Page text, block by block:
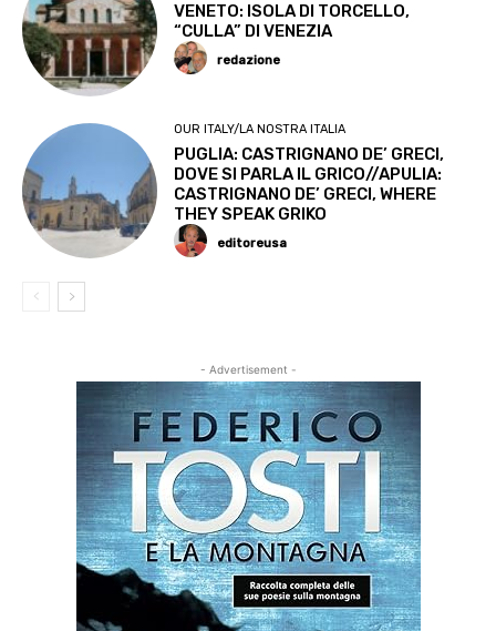
VENETO: ISOLA DI TORCELLO,
“CULLA” DI VENEZIA
redazione
OUR ITALY/LA NOSTRA ITALIA
PUGLIA: CASTRIGNANO DE’ GRECI,
DOVE SI PARLA IL GRICO//APULIA:
CASTRIGNANO DE’ GRECI, WHERE
THEY SPEAK GRIKO
editoreusa
- Advertisement -